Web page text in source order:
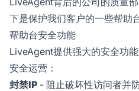
下是保护我们客户的一些帮助
帮助台安全功能
LiveAgent提供强大的安全功
安全运营：
封禁IP - 阻止破坏性访问者并